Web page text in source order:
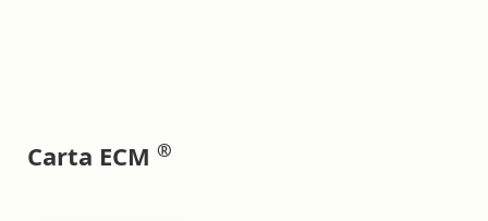
Carta ECM ®